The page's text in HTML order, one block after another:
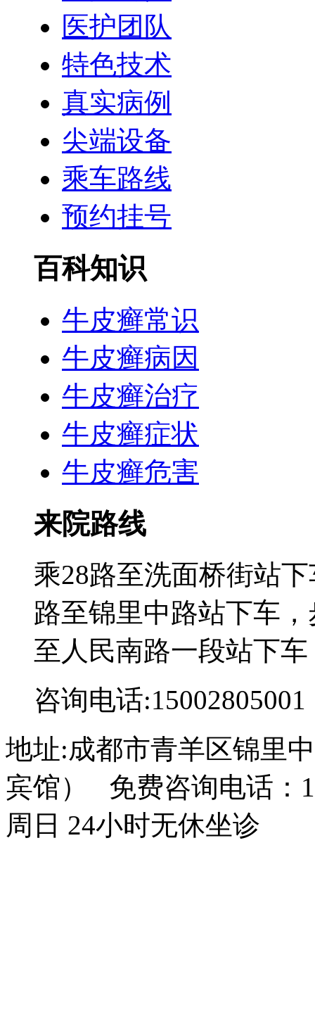
医护团队
特色技术
真实病例
尖端设备
乘车路线
预约挂号
百科知识
牛皮癣常识
牛皮癣病因
牛皮癣治疗
牛皮癣症状
牛皮癣危害
来院路线
乘28路至洗面桥街站
路至锦里中路站下车
至人民南路一段站下
咨询电话:15002805001
地址:成都市青羊区锦里
宾馆） 免费咨询电话：
周日 24小时无休坐诊